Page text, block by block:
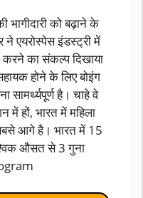
भागीदारी को बढ़ाने के
ने एयरोस्पेस इंडस्ट्री में
का संकल्प दिखाया
होने के लिए बोइंग
है। चाहे वे
में हों, भारत में महिला
आगे है। भारत में 15
औसत से 3 गुना